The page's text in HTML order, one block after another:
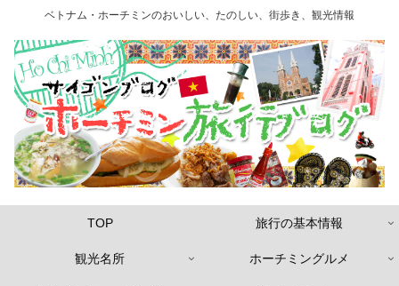
ベトナム・ホーチミンのおいしい、たのしい、街歩き、観光情報
TOP 旅行の基本情報
観光名所 ホーチミングルメ